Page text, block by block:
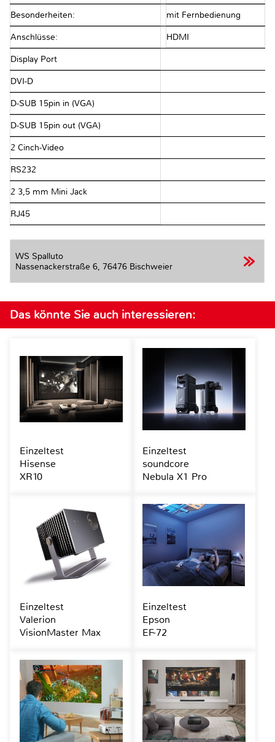
Besonderheiten: mit Fernbedienung
Anschlüsse: HDMI
Display Port
DVI-D
D-SUB 15pin in (VGA)
D-SUB 15pin out (VGA)
2 Cinch-Video
RS232
2 3,5 mm Mini Jack
RJ45
WS Spalluto
Nassenackerstraße 6, 76476 Bischweier
Das könnte Sie auch interessieren:
Einzeltest
Hisense
XR10
Einzeltest
soundcore
Nebula X1 Pro
Einzeltest
Valerion
VisionMaster Max
Einzeltest
Epson
EF-72